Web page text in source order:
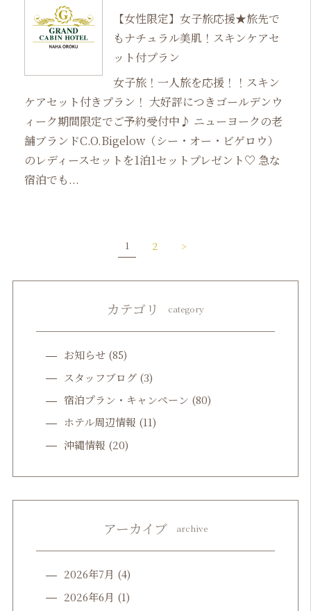
【女性限定】女子旅応援★旅先で
もナチュラル美肌！スキンケアセ
ット付プラン
女子旅！一人旅を応援！！スキン
ケアセット付きプラン！ 大好評につきゴールデンウ
ィーク期間限定でご予約受付中♪ ニューヨークの老
舗ブランドC.O.Bigelow（シー・オー・ビゲロウ）
のレディースセットを1泊1セットプレゼント♡ 急な
宿泊でも...
1 2 >
カテゴリ category
お知らせ(85)
スタッフブログ(3)
宿泊プラン・キャンペーン (80)
ホテル周辺情報 (11)
沖縄情報 (20)
アーカイブ archive
2026年7月 (4)
2026年6月 (1)